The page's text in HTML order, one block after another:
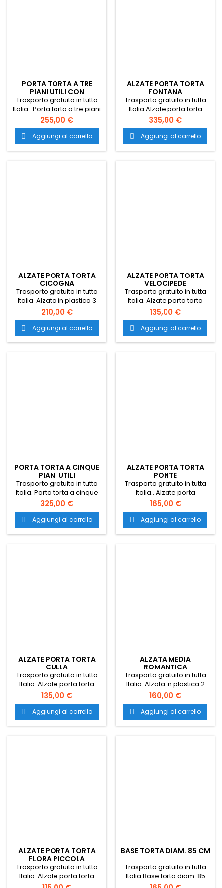
PORTA TORTA A TRE
PIANI UTILI CON
QUATTRO COLONNE
Trasporto gratuito in tutta
Italia.. Porta torta a tre piani
utili con quattro
colonne. alzate per torta.
alzata per torta. alzate per
appoggiare torte. alzate
pasticceria. alzata per
255,00 €
 Aggiungi al carrello
ALZATE PORTA TORTA
FONTANA
Trasporto gratuito in tutta
Italia.Alzate porta torta
Fontana. Alzata Fantasia
per torta. alzate per torta.
alzata per torta. alzate per
appoggiare torte. alzate
pasticceria. alzata per
335,00 €
 Aggiungi al carrello
ALZATE PORTA TORTA
CICOGNA
Trasporto gratuito in tutta
Italia Alzata in plastica 3
piani sovrapposti alzate
per torta alzata per torta
alzate per appoggiare
torte alzate pasticceria
alzata per pasticceria
210,00 €
 Aggiungi al carrello
ALZATE PORTA TORTA
VELOCIPEDE
Trasporto gratuito in tutta
Italia. Alzate porta torta
Velocipede. alzate per
torta. alzata per torta.
alzate per appoggiare
torte. alzate pasticceria.
alzata per pasticceria.
135,00 €
 Aggiungi al carrello
PORTA TORTA A CINQUE
PIANI UTILI
Trasporto gratuito in tutta
Italia. Porta torta a cinque
piani utili. alzate per torta.
alzata per torta. alzate per
appoggiare torte. alzate
pasticceria. alzata per
pasticceria. alzata colorata
325,00 €
 Aggiungi al carrello
ALZATE PORTA TORTA
PONTE
Trasporto gratuito in tutta
Italia.. Alzate porta
torta. alzate per torta.
alzata per torta. alzate per
appoggiare torte. alzate
pasticceria. alzata per
pasticceria. alzata colorata
165,00 €
 Aggiungi al carrello
ALZATE PORTA TORTA
CULLA
Trasporto gratuito in tutta
Italia. Alzate porta torta
Culla. Alzata Fantasia per
torta. alzate per torta.
alzata per torta. alzate per
appoggiare torte. alzate
pasticceria. alzata per
135,00 €
 Aggiungi al carrello
ALZATA MEDIA
ROMANTICA
Trasporto gratuito in tutta
Italia Alzata in plastica 2
piani sovrapposti alzate
per torta alzata per torta
alzate per appoggiare
torte alzate pasticceria
alzata per pasticceria
160,00 €
 Aggiungi al carrello
ALZATE PORTA TORTA
FLORA PICCOLA
Trasporto gratuito in tutta
Italia. Alzate porta torta
Flora piccola. Alzata
BASE TORTA DIAM. 85 CM
Trasporto gratuito in tutta
Italia.Base torta diam. 85
cm. base per torta. basi per